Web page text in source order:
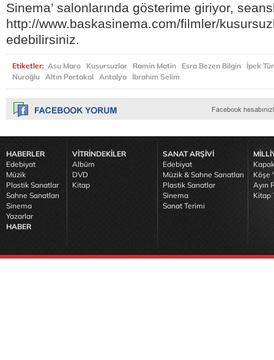
Sinema’ salonlarında gösterime giriyor,
http://www.baskasinema.com/filmler/
edebilirsiniz.
Etiketler: Asu Maro Kusursuzlar Ramin Matin Esra Bezen Bilgin
İpek
Nuroğlu Altın Portakal Antalya İbrahim Selim
HABERLER
Edebiyat
Müzik
Plastik Sanatlar
Sahne Sanatları
Sinema
Yazarlar
HABER
VİTRİNDEKİLER
Albüm
DVD
Kitap
SANAT ARŞİVİ
Edebiyat
Müzik & Sahne Sanatları
Plastik Sanatlar
Sinema
Sanat Terimi
Köşe
Ayın
Kitap